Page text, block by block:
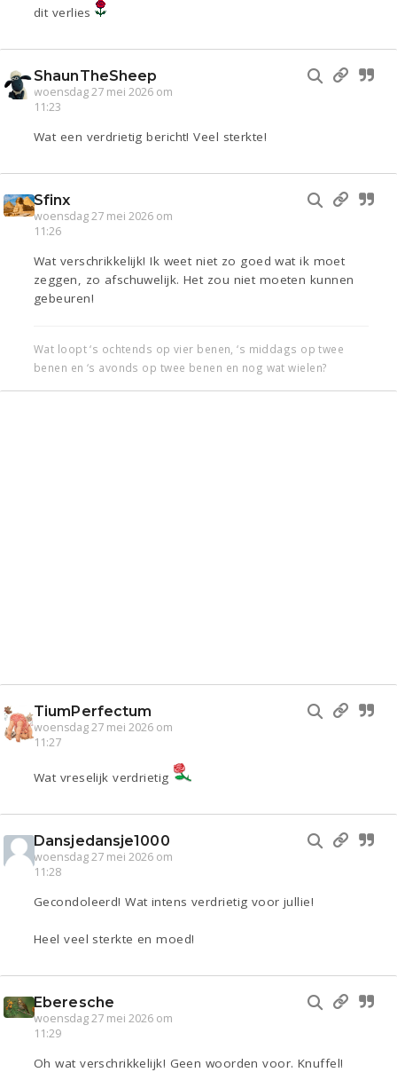
dit verlies
ShaunTheSheep
woensdag 27 mei 2026 om
11:23
Wat een verdrietig bericht! Veel sterkte!
Sfinx
woensdag 27 mei 2026 om
11:26
Wat verschrikkelijk! Ik weet niet zo goed wat ik moet
zeggen, zo afschuwelijk. Het zou niet moeten kunnen
gebeuren!
Wat loopt ‘s ochtends op vier benen, ‘s middags op twee
benen en ‘s avonds op twee benen en nog wat wielen?
TiumPerfectum
woensdag 27 mei 2026 om
11:27
Wat vreselijk verdrietig
Dansjedansje1000
woensdag 27 mei 2026 om
11:28
Gecondoleerd! Wat intens verdrietig voor jullie!
Heel veel sterkte en moed!
Eberesche
woensdag 27 mei 2026 om
11:29
Oh wat verschrikkelijk! Geen woorden voor. Knuffel!